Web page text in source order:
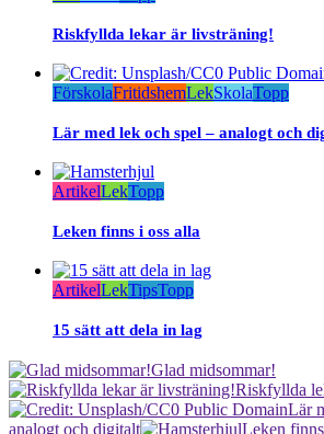
Riskfyllda lekar är livsträning!
FörskolaFritidshemLekSkolaTopp
Lär med lek och spel – analogt och
ArtikelLekTopp
Leken finns i oss alla
ArtikelLekTipsTopp
15 sätt att dela in lag
Glad midsommar!
Riskfyllda
Lär
analogt och digitalt
Leken